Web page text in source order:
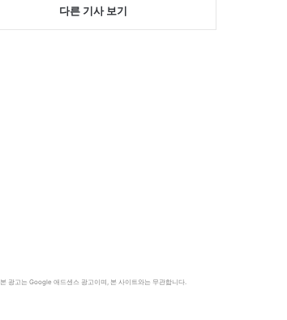
다른 기사 보기
본 광고는 Google 애드센스 광고이며, 본 사이트와는 무관합니다.